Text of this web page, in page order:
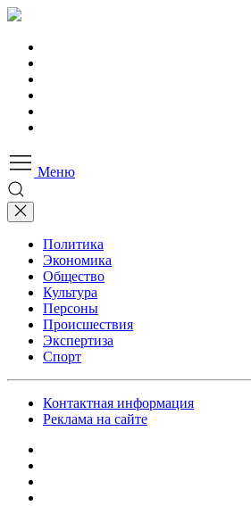
Меню
Политика
Экономика
Общество
Культура
Персоны
Происшествия
Экспертиза
Спорт
Контактная информация
Реклама на сайте